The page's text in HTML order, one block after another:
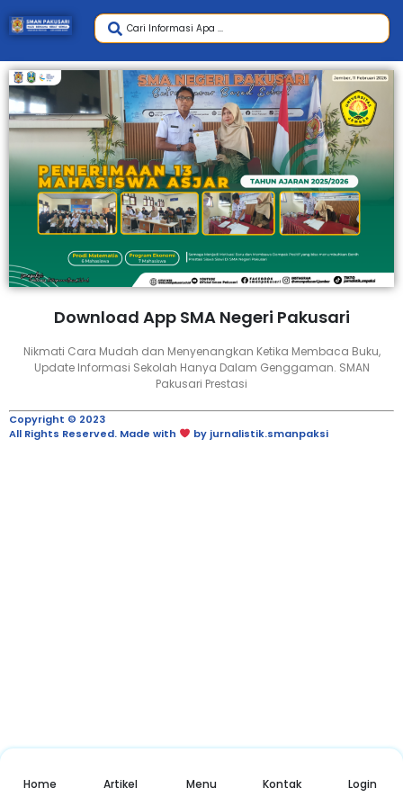
Download App SMA Negeri Pakusari
Nikmati Cara Mudah dan Menyenangkan Ketika Membaca Buku,
Update Informasi Sekolah Hanya Dalam Genggaman. SMAN
Pakusari Prestasi
Copyright © 2023
All Rights Reserved. Made with
by jurnalistik.smanpaksi
Home Artikel Menu Kontak Login